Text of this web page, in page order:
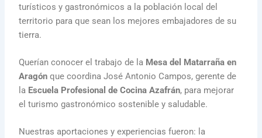
turísticos y gastronómicos a la población local del
territorio para que sean los mejores embajadores de su
tierra.
Querían conocer el trabajo de la Mesa del Matarraña en
Aragón que coordina José Antonio Campos, gerente de
la Escuela Profesional de Cocina Azafrán, para mejorar
el turismo gastronómico sostenible y saludable.
Nuestras aportaciones y experiencias fueron: la